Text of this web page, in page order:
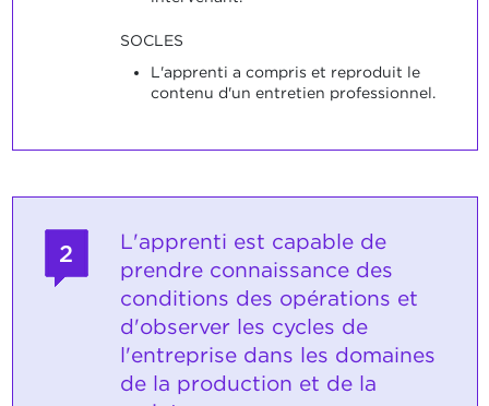
SOCLES
L'apprenti a compris et reproduit le
contenu d'un entretien professionnel.
2
L'apprenti est capable de
prendre connaissance des
conditions des opérations et
d'observer les cycles de
l'entreprise dans les domaines
de la production et de la